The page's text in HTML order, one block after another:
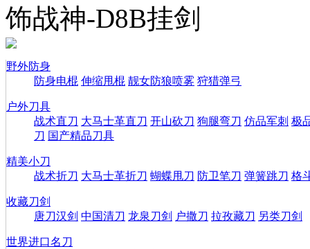
饰战神-D8B挂剑
野外防身
防身电棍 伸缩甩棍 靓女防狼喷雾 狩猎弹弓
户外刀具
战术直刀 大马士革直刀 开山砍刀 狗腿弯刀 仿品军刺 极
刀 国产精品刀具
精美小刀
战术折刀 大马士革折刀 蝴蝶甩刀 防卫笔刀 弹簧跳刀 格
收藏刀剑
唐刀汉剑 中国清刀 龙泉刀剑 户撒刀 拉孜藏刀 另类刀剑
世界进口名刀